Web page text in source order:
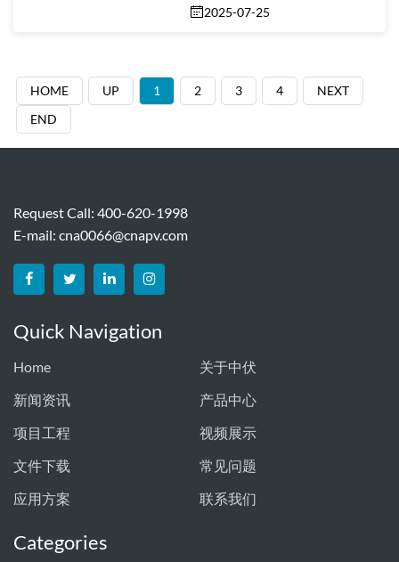
2025-07-25
HOME UP 1 2 3 4
NEXT
END
Request Call: 400-620-1998
E-mail: cna0066@cnapv.com
Quick Navigation
Home
关于中伏
新闻资讯
产品中心
项目工程
视频展示
文件下载
常见问题
应用方案
联系我们
Categories